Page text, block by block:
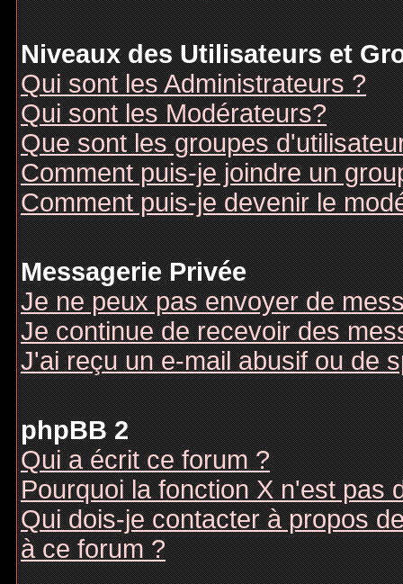
Niveaux des Utilisateurs et
Qui sont les Administrateurs ?
Qui sont les Modérateurs?
Que sont les groupes
Comment puis-je joindre un
Comment puis-je devenir le
Messagerie Privée
Je ne peux pas envoyer de
Je continue de recevoir des
J'ai reçu un e-mail abusif ou de
phpBB 2
Qui a écrit ce forum ?
Pourquoi la fonction X n'est pas
Qui dois-je contacter à propos
à ce forum ?